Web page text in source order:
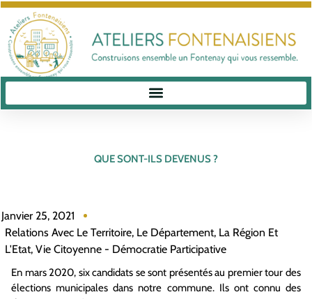
QUE SONT-ILS DEVENUS ?
Janvier 25, 2021
Relations Avec Le Territoire, Le Département, La Région Et
L'Etat, Vie Citoyenne - Démocratie Participative
En mars 2020, six candidats se sont présentés au premier tour des
élections municipales dans notre commune. Ils ont connu des